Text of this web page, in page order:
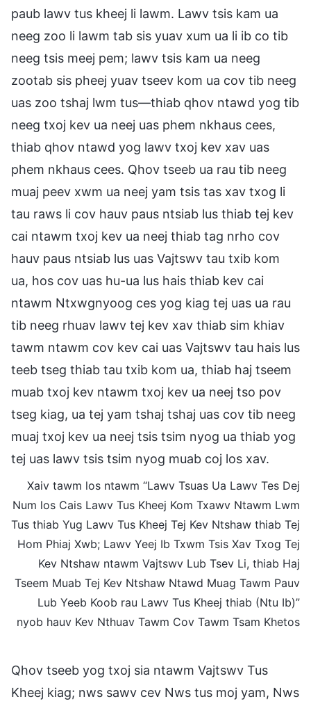
paub lawv tus kheej li lawm. Lawv tsis kam ua
neeg zoo li lawm tab sis yuav xum ua li ib co tib
neeg tsis meej pem; lawv tsis kam ua neeg
zootab sis pheej yuav tseev kom ua cov tib neeg
uas zoo tshaj lwm tus—thiab qhov ntawd yog tib
neeg txoj kev ua neej uas phem nkhaus cees,
thiab qhov ntawd yog lawv txoj kev xav uas
phem nkhaus cees. Qhov tseeb ua rau tib neeg
muaj peev xwm ua neej yam tsis tas xav txog li
tau raws li cov hauv paus ntsiab lus thiab tej kev
cai ntawm txoj kev ua neej thiab tag nrho cov
hauv paus ntsiab lus uas Vajtswv tau txib kom
ua, hos cov uas hu-ua lus hais thiab kev cai
ntawm Ntxwgnyoog ces yog kiag tej uas ua rau
tib neeg rhuav lawv tej kev xav thiab sim khiav
tawm ntawm cov kev cai uas Vajtswv tau hais lus
teeb tseg thiab tau txib kom ua, thiab haj tseem
muab txoj kev ntawm txoj kev ua neej tso pov
tseg kiag, ua tej yam tshaj tshaj uas cov tib neeg
muaj txoj kev ua neej tsis tsim nyog ua thiab yog
tej uas lawv tsis tsim nyog muab coj los xav.
Xaiv tawm los ntawm “Lawv Tsuas Ua Lawv Tes Dej
Num los Cais Lawv Tus Kheej Kom Txawv Ntawm Lwm
Tus thiab Yug Lawv Tus Kheej Tej Kev Ntshaw thiab Tej
Hom Phiaj Xwb; Lawv Yeej Ib Txwm Tsis Xav Txog Tej
Kev Ntshaw ntawm Vajtswv Lub Tsev Li, thiab Haj
Tseem Muab Tej Kev Ntshaw Ntawd Muag Tawm Pauv
Lub Yeeb Koob rau Lawv Tus Kheej thiab (Ntu Ib)”
nyob hauv Kev Nthuav Tawm Cov Tawm Tsam Khetos
Qhov tseeb yog txoj sia ntawm Vajtswv Tus
Kheej kiag; nws sawv cev Nws tus moj yam, Nws